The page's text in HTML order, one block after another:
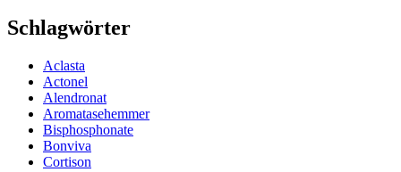
Schlagwörter
Aclasta
Actonel
Alendronat
Aromatasehemmer
Bisphosphonate
Bonviva
Cortison